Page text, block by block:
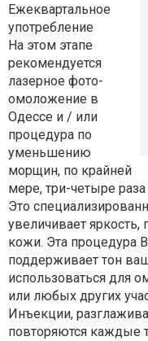
Ежеквартальное
употребление
На этом этапе
рекомендуется
лазерное фото-
омоложение в
Одессе и / или
процедура по
уменьшению
морщин, по крайней
мере, три-четыре раза
Это
увеличивает яркость,
кожи. Эта процедура
поддерживает тон
использоваться для
или любых других
Инъекции,
повторяются каждые